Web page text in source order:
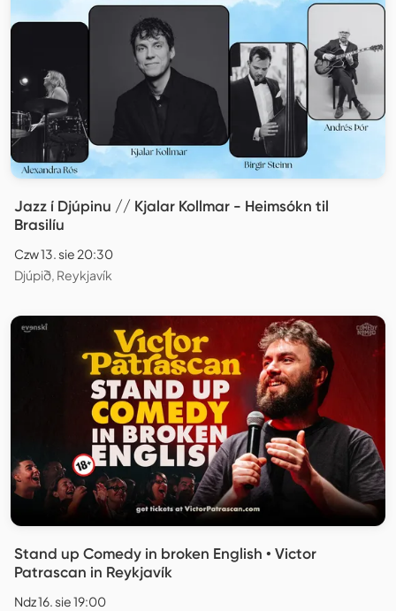
Jazz í Djúpinu // Kjalar Kollmar - Heimsókn til
Brasilíu
Czw 13. sie 20:30
Djúpið, Reykjavík
Stand up Comedy in broken English • Victor
Patrascan in Reykjavík
Ndz 16. sie 19:00